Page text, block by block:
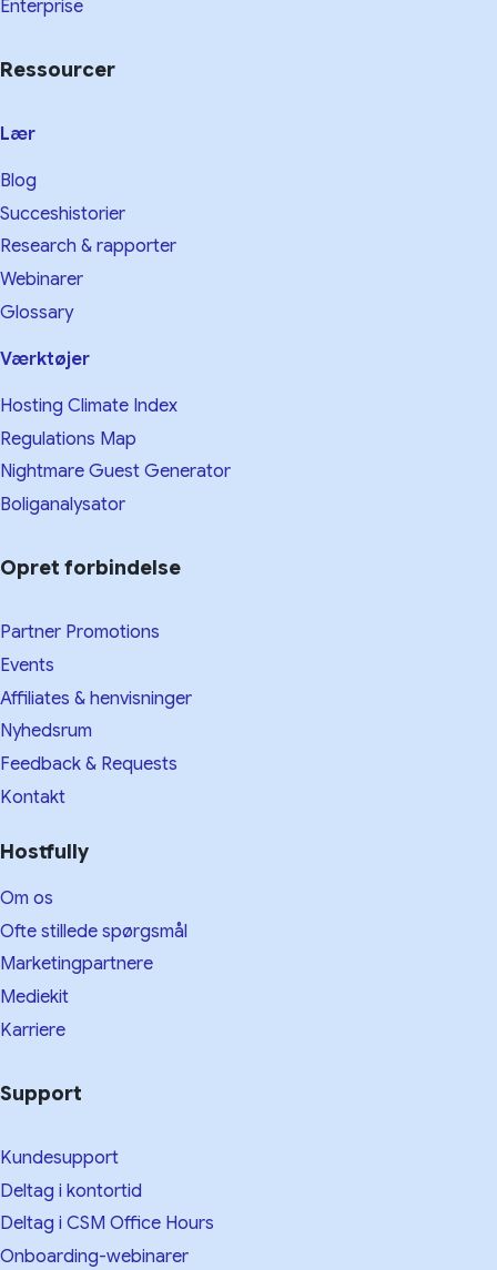
Enterprise
Ressourcer
Lær
Blog
Succeshistorier
Research & rapporter
Webinarer
Glossary
Værktøjer
Hosting Climate Index
Regulations Map
Nightmare Guest Generator
Boliganalysator
Opret forbindelse
Partner Promotions
Events
Affiliates & henvisninger
Nyhedsrum
Feedback & Requests
Kontakt
Hostfully
Om os
Ofte stillede spørgsmål
Marketingpartnere
Mediekit
Karriere
Support
Kundesupport
Deltag i kontortid
Deltag i CSM Office Hours
Onboarding-webinarer